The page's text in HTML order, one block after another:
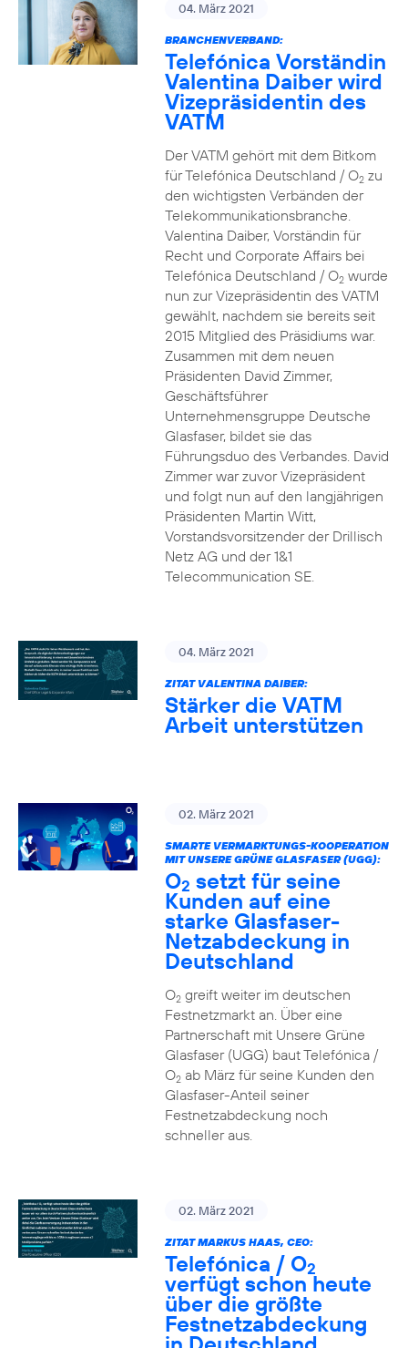
04. März 2021
BRANCHENVERBAND:
Telefónica Vorständin
Valentina Daiber wird
Vizepräsidentin des
VATM
Der VATM gehört mit dem Bitkom
für Telefónica Deutschland / O2zu
den wichtigsten Verbänden der
Telekommunikationsbranche.
Valentina Daiber, Vorständin für
Recht und Corporate Affairs bei
Telefónica Deutschland / O2wurde
nun zur Vizepräsidentin des VATM
gewählt, nachdem sie bereits seit
2015 Mitglied des Präsidiums war.
Zusammen mit dem neuen
Präsidenten David Zimmer,
Geschäftsführer
Unternehmensgruppe Deutsche
Glasfaser, bildet sie das
Führungsduo des Verbandes. David
Zimmer war zuvor Vizepräsident
und folgt nun auf den langjährigen
Präsidenten Martin Witt,
Vorstandsvorsitzender der Drillisch
Netz AG und der 1&1
Telecommunication SE.
04. März 2021
ZITAT VALENTINA DAIBER:
Stärker die VATM
Arbeit unterstützen
02. März 2021
SMARTE VERMARKTUNGS-KOOPERATION
MIT UNSERE GRÜNE GLASFASER (UGG):
O2 setzt für seine
Kunden auf eine
starke Glasfaser-
Netzabdeckung in
Deutschland
O2greift weiter im deutschen
Festnetzmarkt an. Über eine
Partnerschaft mit Unsere Grüne
Glasfaser (UGG) baut Telefónica /
O2ab März für seine Kunden den
Glasfaser-Anteil seiner
Festnetzabdeckung noch
schneller aus.
02. März 2021
ZITAT MARKUS HAAS, CEO:
Telefónica / O2
verfügt schon heute
über die größte
Festnetzabdeckung